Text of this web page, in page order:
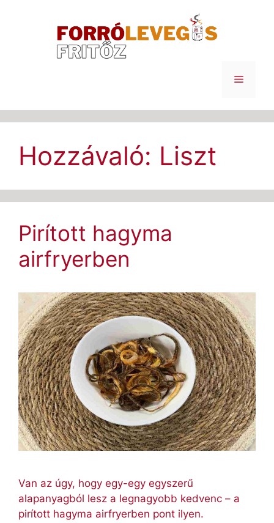
Menü
Hozzávaló: Liszt
Pirított hagyma
airfryerben
Van az úgy, hogy egy-egy egyszerű
alapanyagból lesz a legnagyobb kedvenc – a
pirított hagyma airfryerben pont ilyen.